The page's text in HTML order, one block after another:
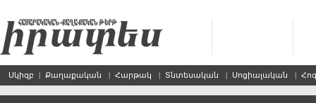
Սկիզբ | Քաղաքական | Հարթակ | Տնտեսական | Սոցիալական |